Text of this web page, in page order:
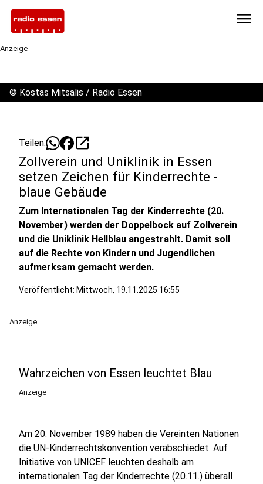
menu
Anzeige
© Kostas Mitsalis / Radio Essen
Teilen: open_in_new
Zollverein und Uniklinik in Essen
setzen Zeichen für Kinderrechte -
blaue Gebäude
Zum Internationalen Tag der Kinderrechte (20.
November) werden der Doppelbock auf Zollverein
und die Uniklinik Hellblau angestrahlt. Damit soll
auf die Rechte von Kindern und Jugendlichen
aufmerksam gemacht werden.
Veröffentlicht: Mittwoch, 19.11.2025 16:55
Anzeige
Wahrzeichen von Essen leuchtet Blau
Anzeige
Am 20. November 1989 haben die Vereinten Nationen
die UN-Kinderrechtskonvention verabschiedet. Auf
Initiative von UNICEF leuchten deshalb am
internationalen Tag der Kinderrechte (20.11.) überall